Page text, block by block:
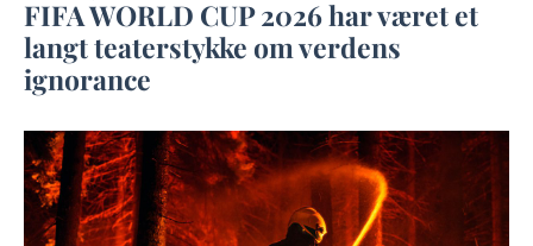
FIFA WORLD CUP 2026 har været et
langt teaterstykke om verdens
ignorance